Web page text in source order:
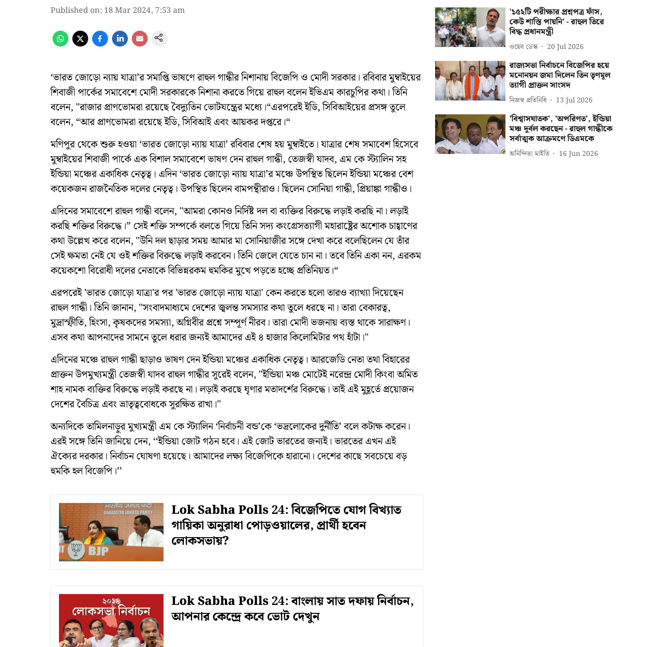
Published on: 18 Mar 2024, 7:53 am
‘ভারত জোড়ো ন্যায় যাত্রা’র সমাপ্তি ভাষণে রাহুল গান্ধীর নিশানায় বিজেপি ও মোদী সরকার। রবিবার মুম্বাইয়ের
শিবাজী পার্কের সমাবেশে মোদী সরকারকে নিশানা করতে গিয়ে রাহুল বলেন ইভিএম কারচুপির কথা। তিনি
বলেন, "রাজার প্রাণভোমরা রয়েছে বৈদ্যুতিন ভোটযন্ত্রের মধ্যে।“এরপরেই ইডি, সিবিআইয়ের প্রসঙ্গ তুলে
বলেন, “আর প্রাণভোমরা রয়েছে ইডি, সিবিআই এবং আয়কর দপ্তরে।“
মণিপুর থেকে শুরু হওয়া ‘ভারত জোড়ো ন্যায় যাত্রা’ রবিবার শেষ হয় মুম্বাইতে। যাত্রার শেষ সমাবেশ হিসেবে
মুম্বাইয়ের শিবাজী পার্কে এক বিশাল সমাবেশে ভাষণ দেন রাহুল গান্ধী, তেজস্বী যাদব, এম কে স্ট্যালিন সহ
ইন্ডিয়া মঞ্চের একাধিক নেতৃত্ব। এদিন ‘ভারত জোড়ো ন্যায় যাত্রা’র মঞ্চে উপস্থিত ছিলেন ইন্ডিয়া মঞ্চের বেশ
কয়েকজন রাজনৈতিক দলের নেতৃত্ব। উপস্থিত ছিলেন বামপন্থীরাও। ছিলেন সোনিয়া গান্ধী, প্রিয়াঙ্কা গান্ধীও।
এদিনের সমাবেশে রাহুল গান্ধী বলেন, "আমরা কোনও নির্দিষ্ট দল বা ব্যক্তির বিরুদ্ধে লড়াই করছি না। লড়াই
করছি শক্তির বিরুদ্ধে।” সেই শক্তি সম্পর্কে বলতে গিয়ে তিনি সদ্য কংগ্রেসত্যাগী মহারাষ্ট্রের অশোক চাহ্বাণের
কথা উল্লেখ করে বলেন, "উনি দল ছাড়ার সময় আমার মা সোনিয়াজীর সঙ্গে দেখা করে বলেছিলেন যে তাঁর
সেই ক্ষমতা নেই যে ওই শক্তির বিরুদ্ধে লড়াই করবেন। তিনি জেলে যেতে চান না। তবে তিনি একা নন, এরকম
কয়েকশো বিরোধী দলের নেতাকে বিভিন্নরকম হুমকির মুখে পড়তে হচ্ছে প্রতিনিয়ত।“
এরপরেই 'ভারত জোড়ো যাত্রা'র পর 'ভারত জোড়ো ন্যায় যাত্রা' কেন করতে হলো তারও ব্যাখ্যা দিয়েছেন
রাহুল গান্ধী। তিনি জানান, "সংবাদমাধ্যমে দেশের জ্বলন্ত সমস্যার কথা তুলে ধরছে না। তারা বেকারত্ব,
মুদ্রাস্ফীতি, হিংসা, কৃষকদের সমস্যা, অগ্নিবীর প্রশ্নে সম্পূর্ণ নীরব। তারা মোদী ভজনায় ব্যস্ত থাকে সারাক্ষণ।
এসব কথা আপনাদের সামনে তুলে ধরার জন্যই আমাদের এই ৪ হাজার কিলোমিটার পথ হাঁটা।"
এদিনের মঞ্চে রাহুল গান্ধী ছাড়াও ভাষণ দেন ইন্ডিয়া মঞ্চের একাধিক নেতৃত্ব। আরজেডি নেতা তথা বিহারের
প্রাক্তন উপমুখ্যমন্ত্রী তেজস্বী যাদব রাহুল গান্ধীর সুরেই বলেন, "ইন্ডিয়া মঞ্চ মোটেই নরেন্দ্র মোদী কিংবা অমিত
শাহ নামক ব্যক্তির বিরুদ্ধে লড়াই করছে না। লড়াই করছে ঘৃণার মতাদর্শের বিরুদ্ধে। তাই এই মুহূর্তে প্রয়োজন
দেশের বৈচিত্র এবং ভ্রাতৃত্ববোধকে সুরক্ষিত রাখা।"
অন্যদিকে তামিলনাড়ুর মুখ্যমন্ত্রী এম কে স্ট্যালিন ‘নির্বাচনী বন্ড’কে ‘ভদ্রলোকের দুর্নীতি’ বলে কটাক্ষ করেন।
এরই সঙ্গে তিনি জানিয়ে দেন, ‘‘ইন্ডিয়া জোট গঠন হবে। এই জোট ভারতের জন্যই। ভারতের এখন এই
ঐক্যের দরকার। নির্বাচন ঘোষণা হয়েছে। আমাদের লক্ষ্য বিজেপিকে হারানো। দেশের কাছে সবচেয়ে বড়
হুমকি হল বিজেপি।’’
Lok Sabha Polls 24: বিজেপিতে যোগ বিখ্যাত
গায়িকা অনুরাধা পোড়ওয়ালের, প্রার্থী হবেন
লোকসভায়?
Lok Sabha Polls 24: বাংলায় সাত দফায় নির্বাচন,
আপনার কেন্দ্রে কবে ভোট দেখুন
'১৫২টি পরীক্ষার প্রশ্নপত্র ফাঁস,
কেউ শাস্তি পায়নি' - রাহুল তিরে
বিদ্ধ প্রধানমন্ত্রী
ওয়েব ডেস্ক 20 Jul 2026
রাজ্যসভা নির্বাচনে বিজেপির হয়ে
মনোনয়ন জমা দিলেন তিন তৃণমূল
ত্যাগী প্রাক্তন সাংসদ
নিজস্ব প্রতিনিধি 13 Jul 2026
'বিশ্বাসঘাতক', 'অপরিণত', ইন্ডিয়া
মঞ্চ দুর্বল করছেন - রাহুল গান্ধীকে
সর্বাত্মক আক্রমণে ডিএমকে
অনিন্দিতা মাইতি 16 Jun 2026